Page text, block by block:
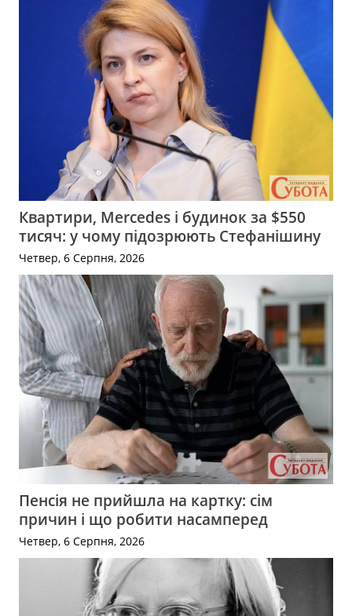
Квартири, Mercedes і будинок за $550
тисяч: у чому підозрюють Стефанішину
Четвер, 6 Серпня, 2026
Пенсія не прийшла на картку: сім
причин і що робити насамперед
Четвер, 6 Серпня, 2026